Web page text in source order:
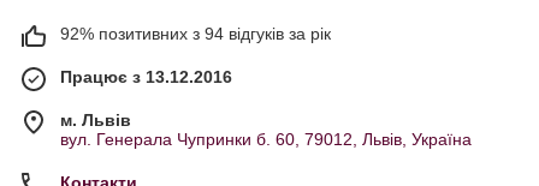
92% позитивних з 94 відгуків за рік
Працює з 13.12.2016
м. Львів
вул. Генерала Чупринки б. 60, 79012, Львів, Україна